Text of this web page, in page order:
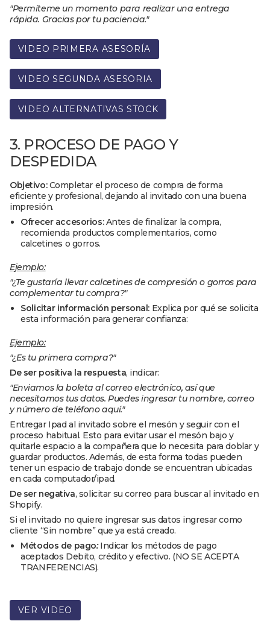
"Permíteme un momento para realizar una entrega
rápida. Gracias por tu paciencia."
VIDEO PRIMERA ASESORÍA
VIDEO SEGUNDA ASESORIA
VIDEO ALTERNATIVAS STOCK
3. PROCESO DE PAGO Y
DESPEDIDA
Objetivo:Completar el proceso de compra de forma
eficiente y profesional, dejando al invitado con una buena
impresión.
Ofrecer accesorios:Antes de finalizar la compra,
recomienda productos complementarios, como
calcetines o gorros.
Ejemplo:
"¿Te gustaría llevar calcetines de compresión o gorros para
complementar tu compra?"
Solicitar información personal: Explica por qué se solicita
esta información para generar confianza:
Ejemplo:
"¿Es tu primera compra?"
De ser positiva la respuesta, indicar:
"Enviamos la boleta al correo electrónico, así que
necesitamos tus datos. Puedes ingresar tu nombre, correo
y número de teléfono aquí."
Entregar Ipad al invitado sobre el mesón y seguir con el
proceso habitual. Esto para evitar usar el mesón bajo y
quitarle espacio a la compañera que lo necesita para doblar y
guardar productos. Además, de esta forma todas pueden
tener un espacio de trabajo donde se encuentran ubicadas
en cada computador/ipad.
De ser negativa, solicitar su correo para buscar al invitado en
Shopify.
Si el invitado no quiere ingresar sus datos ingresar como
cliente “Sin nombre” que ya está creado.
Métodos de pago:Indicar los métodos de pago
aceptados Debito, crédito y efectivo. (NO SE ACEPTA
TRANFERENCIAS).
VER VIDEO